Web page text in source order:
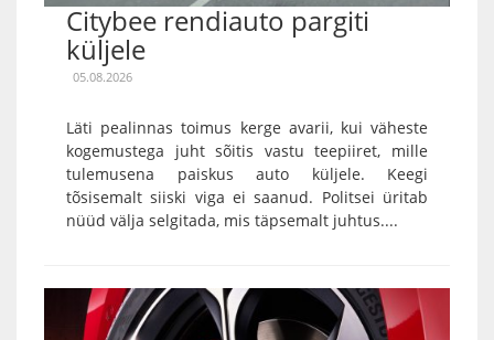
Citybee rendiauto pargiti
küljele
05.08.2026
Läti pealinnas toimus kerge avarii, kui väheste
kogemustega juht sõitis vastu teepiiret, mille
tulemusena paiskus auto küljele. Keegi
tõsisemalt siiski viga ei saanud. Politsei üritab
nüüd välja selgitada, mis täpsemalt juhtus....